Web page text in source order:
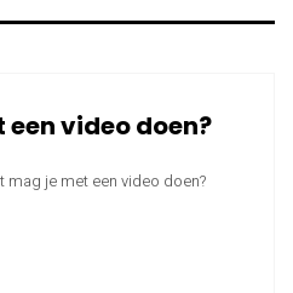
video doen?
mag je met een video doen?